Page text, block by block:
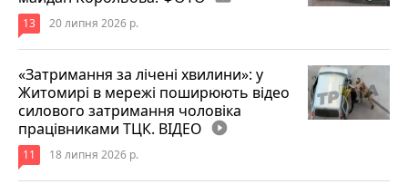
13 20 липня 2026 р.
«Затримання за лічені хвилини»: у
Житомирі в мережі поширюють відео
силового затримання чоловіка
працівниками ТЦК. ВІДЕО play_circle_filled
11 18 липня 2026 р.